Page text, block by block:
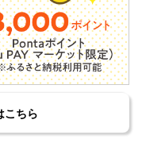
こちら